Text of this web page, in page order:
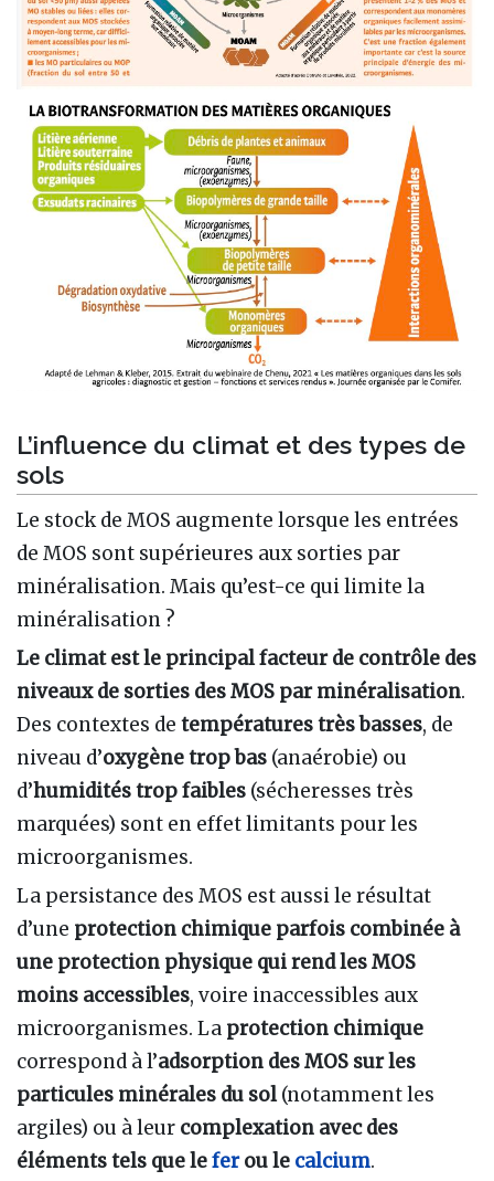
L’influence du climat et des types de
sols
Le stock de MOS augmente lorsque les entrées
de MOS sont supérieures aux sorties par
minéralisation. Mais qu’est-ce qui limite la
minéralisation ?
Le climat est le principal facteur de contrôle des
niveaux de sorties des MOS par minéralisation.
Des contextes de températures très basses, de
niveau d’oxygène trop bas (anaérobie) ou
d’humidités trop faibles (sécheresses très
marquées) sont en effet limitants pour les
microorganismes.
La persistance des MOS est aussi le résultat
d’une protection chimique parfois combinée à
une protection physique qui rend les MOS
moins accessibles, voire inaccessibles aux
microorganismes. La protection chimique
correspond à l’adsorption des MOS sur les
particules minérales du sol(notamment les
argiles) ou à leur complexation avec des
éléments tels que leferou le calcium.